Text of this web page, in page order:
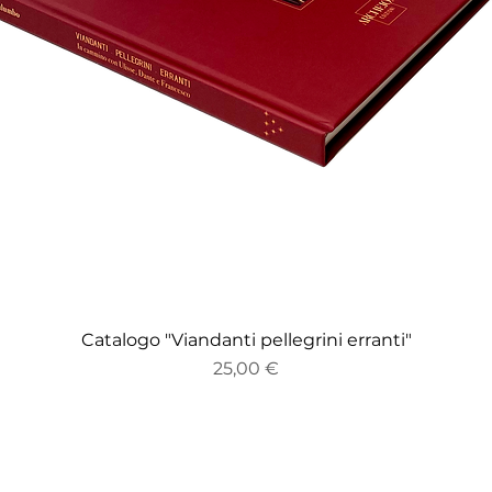
Vista rapida
Catalogo "Viandanti pellegrini erranti"
Prezzo
25,00 €